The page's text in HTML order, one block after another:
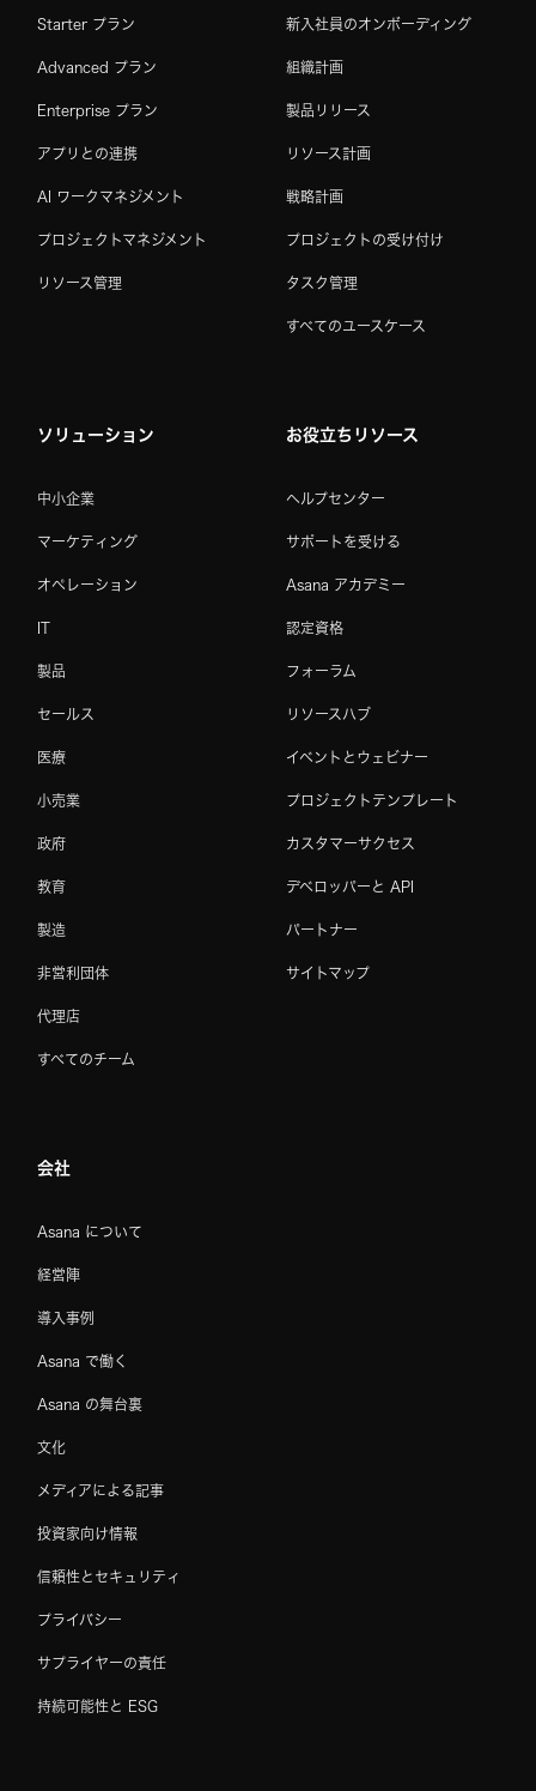
Starter プラン
Advanced プラン
Enterprise プラン
アプリとの連携
AI ワークマネジメント
プロジェクトマネジメント
リソース管理
新入社員のオンボーディング
組織計画
製品リリース
リソース計画
戦略計画
プロジェクトの受け付け
タスク管理
すべてのユースケース
ソリューション
中小企業
マーケティング
オペレーション
製品
セールス
医療
小売業
政府
教育
製造
非営利団体
代理店
すべてのチーム
お役立ちリソース
ヘルプセンター
サポートを受ける
Asana アカデミー
認定資格
フォーラム
リソースハブ
イベントとウェビナー
プロジェクトテンプレート
カスタマーサクセス
デベロッパーと API
パートナー
サイトマップ
会社
Asana について
経営陣
導入事例
Asana で働く
Asana の舞台裏
文化
メディアによる記事
投資家向け情報
信頼性とセキュリティ
プライバシー
サプライヤーの責任
持続可能性と ESG